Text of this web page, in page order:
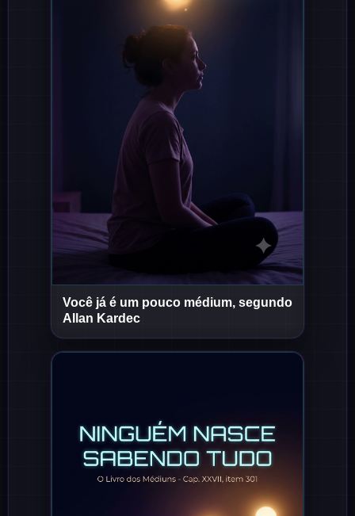
Short Short
Você já é um pouco médium, segundo
Allan Kardec